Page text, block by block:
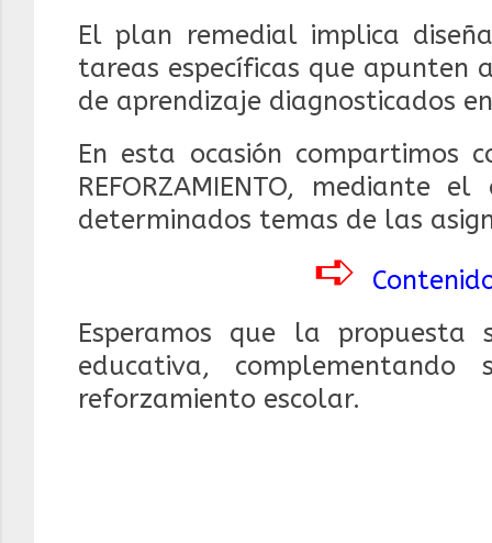
El plan remedial implica
tareas específicas que apunten
de aprendizaje diagnosticados
En esta ocasión compartimos
REFORZAMIENTO, mediante
determinados temas de las
➪
Esperamos que la
educativa,
reforzamiento escolar.